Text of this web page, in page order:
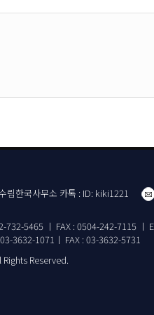
림한국사무소 카톡 : ID: kiki1221
732-5465 ㅣ FAX : 0504-242-7115
3632-1071ㅣ FAX : 03-3632-5731
Reserved.